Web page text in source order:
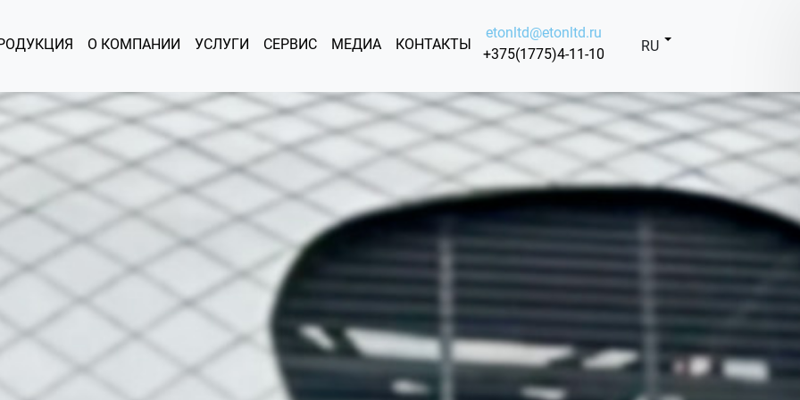
О КОМПАНИИ УСЛУГИ СЕРВИС МЕДИА КОНТАКТЫ
etonltd@etonltd.ru
+375(1775)4-11-10
RU